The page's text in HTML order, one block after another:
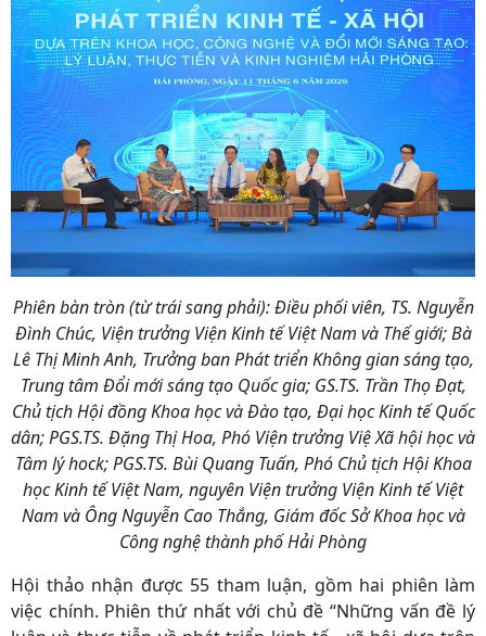
Phiên bàn tròn (từ trái sang phải): Điều phối viên, TS. Nguyễn
Đình Chúc, Viện trưởng Viện Kinh tế Việt Nam và Thế giới; Bà
Lê Thị Minh Anh, Trưởng ban Phát triển Không gian sáng tạo,
Trung tâm Đổi mới sáng tạo Quốc gia; GS.TS. Trần Thọ Đạt,
Chủ tịch Hội đồng Khoa học và Đào tạo, Đại học Kinh tế Quốc
dân; PGS.TS. Đặng Thị Hoa, Phó Viện trưởng Việ Xã hội học và
Tâm lý hock; PGS.TS. Bùi Quang Tuấn, Phó Chủ tịch Hội Khoa
học Kinh tế Việt Nam, nguyên Viện trưởng Viện Kinh tế Việt
Nam và Ông Nguyễn Cao Thắng, Giám đốc Sở Khoa học và
Công nghệ thành phố Hải Phòng
Hội thảo nhận được 55 tham luận, gồm hai phiên làm
việc chính. Phiên thứ nhất với chủ đề “Những vấn đề lý